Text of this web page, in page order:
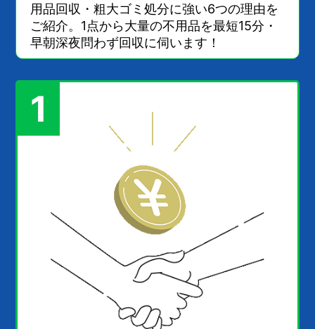
用品回収・粗大ゴミ処分に強い6つの理由を
ご紹介。1点から大量の不用品を最短15分・
早朝深夜問わず回収に伺います！
1